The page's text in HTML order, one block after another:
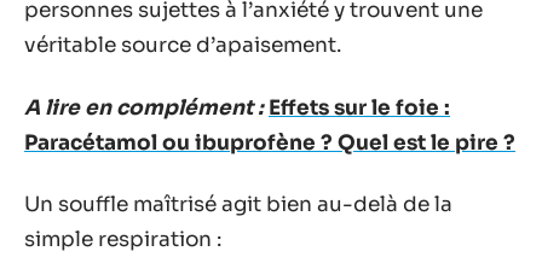
personnes sujettes à l’anxiété y trouvent une
véritable source d’apaisement.
A lire en complément : Effets sur le foie :
Paracétamol ou ibuprofène ? Quel est le pire ?
Un souffle maîtrisé agit bien au-delà de la
simple respiration :